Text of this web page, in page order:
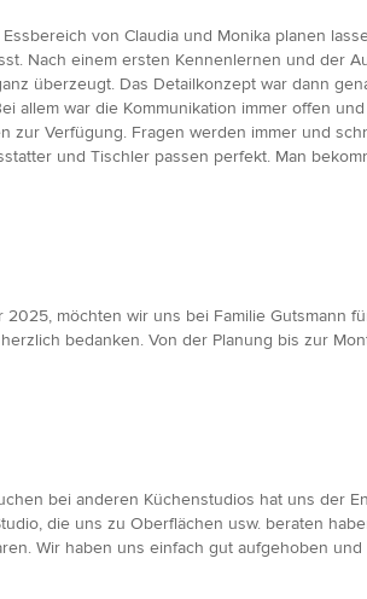
von Claudia und Monika planen
Nach einem ersten Kennenlernen und der
überzeugt. Das Detailkonzept war dann
allem war die Kommunikation immer offen
zur Verfügung. Fragen werden immer und
und Tischler passen perfekt. Man
möchten wir uns bei Familie Gutsmann
bedanken. Von der Planung bis zur
bei anderen Küchenstudios hat uns der
die uns zu Oberflächen usw. beraten
Wir haben uns einfach gut aufgehoben